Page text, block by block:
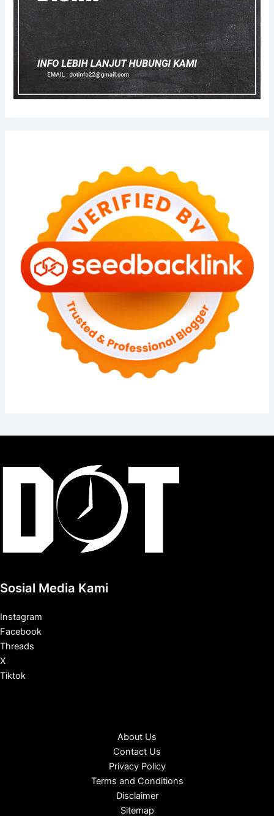
Sosial Media Kami
Instagram
Facebook
Threads
X
Tiktok
About Us
Contact Us
Privacy Policy
Terms and Conditions
Disclaimer
Sitemap